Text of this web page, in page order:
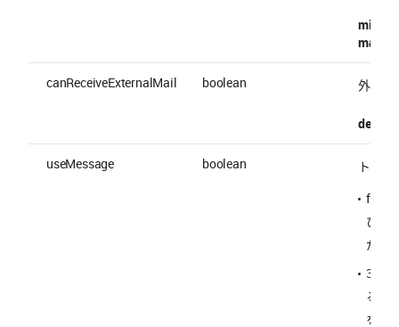
canReceiveExternalMail boolean 外部メ
default
useMessage boolean
トー
false
びト
が削
30
るこ
を確